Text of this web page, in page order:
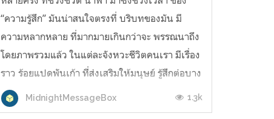
“ความรู้สึก” มันน่าสนใจตรงที่ บริบทของมัน มี
ความหลากหลาย ที่มากมายเกินกว่าจะ พรรณนาถึง
โดยภาพรวมแล้ว ในแต่ละจังหวะชีวิตคนเรา มีเรื่อง
ราว ร้อยแปดพันเก้า ที่ส่งเสริมให้มนุษย์ รู้สึกต่อบาง
สิ่ง ซึ่งเราเอง ต่างก็เป็นหนึ่งในนั้น หลาย
สถานการณ์ มักทำให้เรา เกิด...
MidnightMessageBox 1.3k